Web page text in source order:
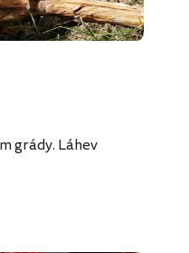
grády. Láhev